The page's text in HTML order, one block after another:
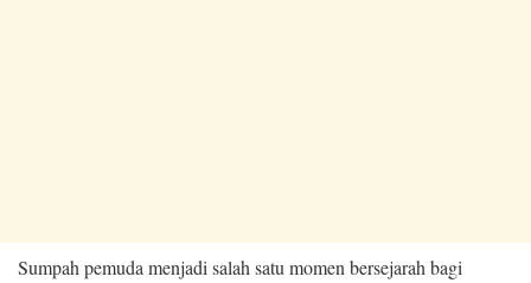
Sumpah pemuda menjadi salah satu momen bersejarah bagi